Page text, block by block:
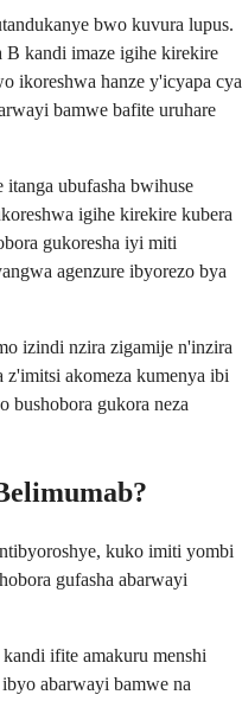
bwo kuvura lupus.
B kandi imaze igihe kirekire
ikoreshwa hanze y'icyapa cya
bamwe bafite uruhare
ubufasha bwihuse
igihe kirekire kubera
gukoresha iyi miti
agenzure ibyorezo bya
izindi nzira zigamije n'inzira
akomeza kumenya ibi
bushobora gukora neza
kuko imiti yombi
gufasha abarwayi
ifite amakuru menshi
abarwayi bamwe na